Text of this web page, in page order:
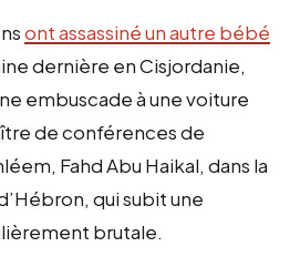
ont assassiné un autre bébé
dernière en Cisjordanie,
embuscade à une voiture
de conférences de
Fahd Abu Haikal, dans la
qui subit une
brutale.